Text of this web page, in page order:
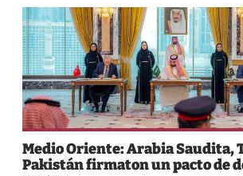
Medio Oriente: Arabia Saudita,
Pakistán firmaton un pacto de